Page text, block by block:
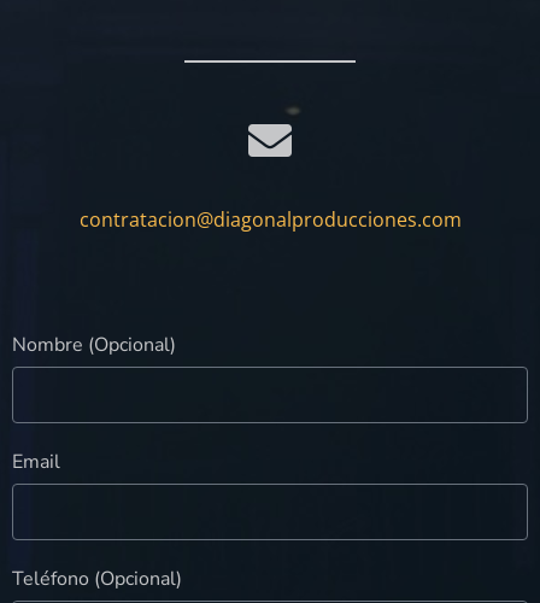
contratacion@diagonalproducciones.com
Nombre (Opcional)
Email
Teléfono (Opcional)